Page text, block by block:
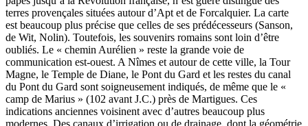
terres provençales situées autour d’Apt et de Forcalquier. La carte
est beaucoup plus précise que celles de ses prédécesseurs (Sanson,
de Wit, Nolin). Toutefois, les souvenirs romains sont loin d’être
oubliés. Le « chemin Aurélien » reste la grande voie de
communication est-ouest. A Nîmes et autour de cette ville, la Tour
Magne, le Temple de Diane, le Pont du Gard et les restes du canal
du Pont du Gard sont soigneusement indiqués, de même que le «
camp de Marius » (102 avant J.C.) près de Martigues. Ces
indications anciennes voisinent avec d’autres beaucoup plus
modernes. Des canaux d’irrigation ou de drainage, dont la géométrie